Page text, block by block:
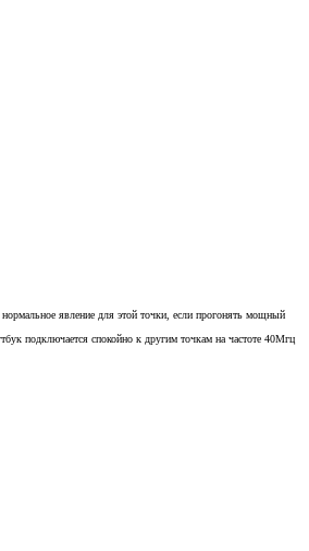
явление для этой точки, если прогонять мощный
подключается спокойно к другим точкам на частоте 40Мгц